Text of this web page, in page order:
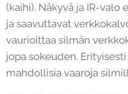
(kaihi). Näkyvä ja IR-valo
ja saavuttavat
vaurioittaa silmän
jopa sokeuden.
mahdollisia vaaroja